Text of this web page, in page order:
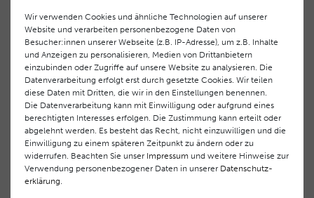
werden?
Hohe Servicequalität und ein exzellentes Markenimage
haben bei
THALGO COSMETIC oberste Priorität.
Anspruchsvollen Endverbrauchern möchten wir ein
hohes Qualitätsniveau und gleichzeitig eine
überdurchschnittliche Behandlungs- und Serviceleistung
gewährleisten. Deshalb haben wir ein selektives
Vertriebssystem eingeführt. THALGO COSMETICPartner
werden auf diese Weise wirtschaftlich unterstützt,
während Endverbrauchern eine stets gleichbleibend hohe
Dienstleistungsqualität und ein innovatives Produkt- und
Behandlungsprogramm geboten wird.
Wir verwenden Cookies und ähnliche Technologien auf unserer
Website und verarbeiten personenbezogene Daten von
Besucher:innen unserer Webseite (z.B. IP-Adresse), um z.B. Inhalte
und Anzeigen zu personalisieren, Medien von Drittanbietern
einzubinden oder Zugriffe auf unsere Website zu analysieren. Die
Datenverarbeitung erfolgt erst durch gesetzte Cookies. Wir teilen
diese Daten mit Dritten, die wir in den Einstellungen benennen.
Die Datenverarbeitung kann mit Einwilligung oder aufgrund eines
berechtigten Interesses erfolgen. Die Zustimmung kann erteilt oder
abgelehnt werden. Es besteht das Recht, nicht einzuwilligen und die
Einwilligung zu einem späteren Zeitpunkt zu ändern oder zu
widerrufen. Beachten Sie unser Impressum und weitere Hinweise zur
Verwendung personenbezogener Daten in unserer Daten­schutz­
erklärung.